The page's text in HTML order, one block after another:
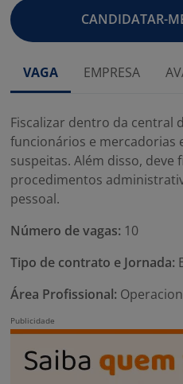
CANDIDATAR-
VAGA EMPRESA
Fiscalizar dentro da central
funcionários e mercadorias
suspeitas. Além disso,
procedimentos
pessoal.
Número de vagas: 10
Tipo de contrato e Jornada:
Área Profissional: